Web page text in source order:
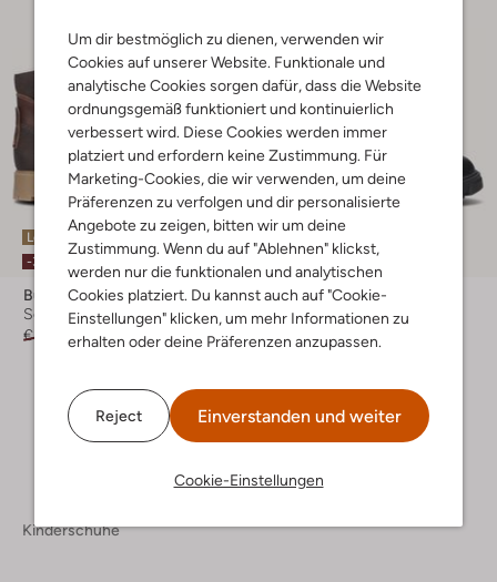
Um dir bestmöglich zu dienen, verwenden wir
Cookies auf unserer Website. Funktionale und
analytische Cookies sorgen dafür, dass die Website
ordnungsgemäß funktioniert und kontinuierlich
verbessert wird. Diese Cookies werden immer
platziert und erfordern keine Zustimmung. Für
Marketing-Cookies, die wir verwenden, um deine
Präferenzen zu verfolgen und dir personalisierte
Angebote zu zeigen, bitten wir um deine
Zustimmung. Wenn du auf "Ablehnen" klickst,
werden nur die funktionalen und analytischen
Cookies platziert. Du kannst auch auf "Cookie-
Einstellungen" klicken, um mehr Informationen zu
erhalten oder deine Präferenzen anzupassen.
Reject Einverstanden und weiter
Cookie-Einstellungen
Letzte Größen
-30%
Bullboxer
Schnürboots
€ 89,95
€ 62,99
Letzte Größen
Bullboxer
Schnürboots
€ 59,95
€ 41,99
Kinderschuhe